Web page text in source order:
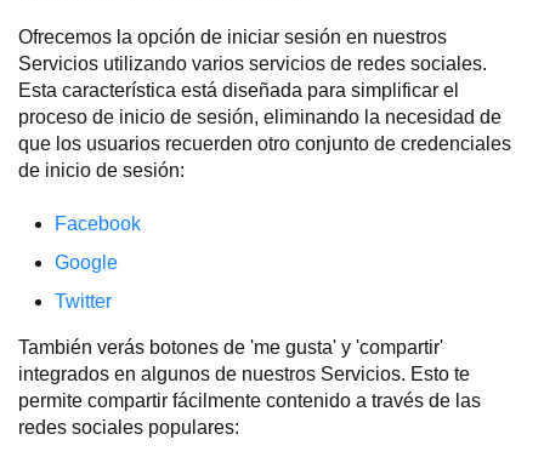
Ofrecemos la opción de iniciar sesión en nuestros
Servicios utilizando varios servicios de redes sociales.
Esta característica está diseñada para simplificar el
proceso de inicio de sesión, eliminando la necesidad de
que los usuarios recuerden otro conjunto de credenciales
de inicio de sesión:
Facebook
Google
Twitter
También verás botones de 'me gusta' y 'compartir'
integrados en algunos de nuestros Servicios. Esto te
permite compartir fácilmente contenido a través de las
redes sociales populares: